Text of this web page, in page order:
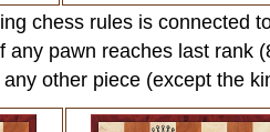
chess rules is connected
any pawn reaches last rank
other piece (except the